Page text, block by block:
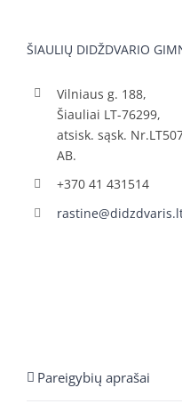
ŠIAULIŲ DIDŽDVARIO
Vilniaus g. 188,
Šiauliai LT-76299,
atsisk. sąsk.
AB.
+370 41 431514
Pareigybių aprašai